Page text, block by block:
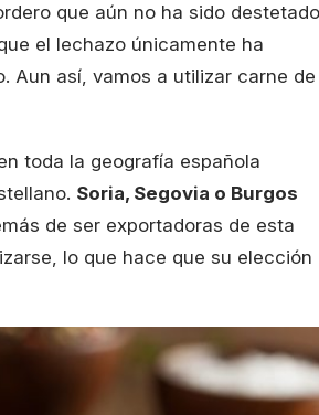
que aún no ha sido
el lechazo únicamente ha
Aun así, vamos a utilizar carne de
toda la geografía española
Soria, Segovia o Burgos
de ser exportadoras de esta
lo que hace que su elección